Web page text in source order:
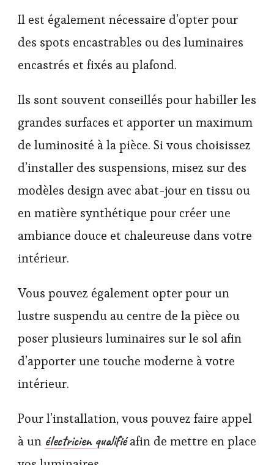
Il est également nécessaire d’opter pour
des spots encastrables ou des luminaires
encastrés et fixés au plafond.
Ils sont souvent conseillés pour habiller les
grandes surfaces et apporter un maximum
de luminosité à la pièce. Si vous choisissez
d’installer des suspensions, misez sur des
modèles design avec abat-jour en tissu ou
en matière synthétique pour créer une
ambiance douce et chaleureuse dans votre
intérieur.
Vous pouvez également opter pour un
lustre suspendu au centre de la pièce ou
poser plusieurs luminaires sur le sol afin
d’apporter une touche moderne à votre
intérieur.
Pour l’installation, vous pouvez faire appel
à un électricien qualifiéafin de mettre en place